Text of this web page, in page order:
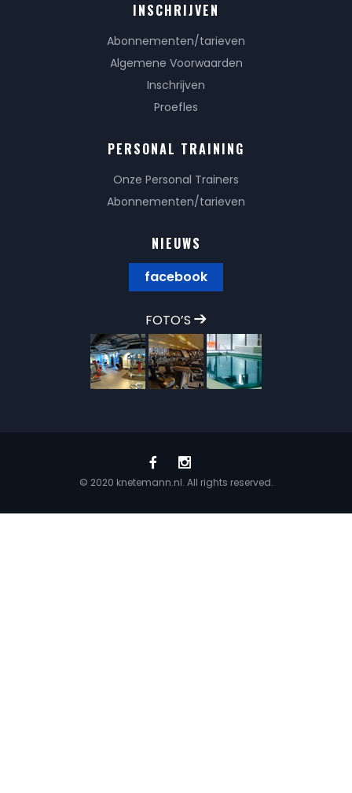
INSCHRIJVEN
Abonnementen/tarieven
Algemene Voorwaarden
Inschrijven
Proefles
PERSONAL TRAINING
Onze Personal Trainers
Abonnementen/tarieven
NIEUWS
facebook
FOTO’S
© 2020 knetemann.nl. All rights reserved.